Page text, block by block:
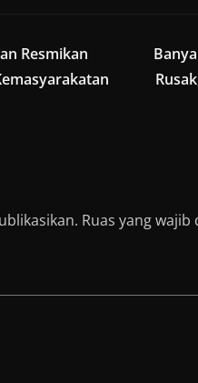
Resmikan
Ruas yang wajib